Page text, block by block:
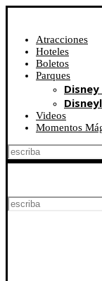
Atracciones
Hoteles
Boletos
Parques
Videos
Momentos